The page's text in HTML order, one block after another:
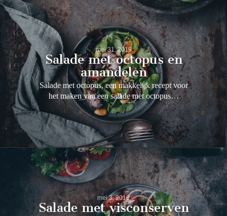
mei 31, 2019
Salade met octopus en
amandelen
Salade met octopus, een makkelijk recept voor
het maken van een salade met octopus…
mei 3, 2019
Salade met visconserven